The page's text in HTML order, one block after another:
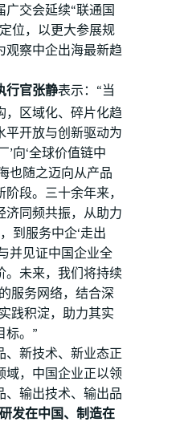
交会延续“联通国
位，以更大参展规
观察中企出海最新趋
行官张静表示：“当
，区域化、碎片化趋
平开放与创新驱动为
’向‘全球价值链中
也随之迈向从产品
段。三十余年来，
济同频共振，从助力
到服务中企‘走出
并见证中国企业全
。未来，我们将持续
服务网络，结合深
践积淀，助力其实
标。”
、新技术、新业态正
域，中国企业正以领
、输出技术、输出品
研发在中国、制造在